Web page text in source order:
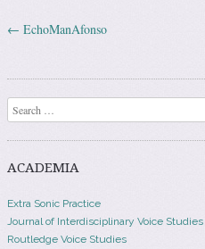
Post navigation
← EchoManAfonso
Search
ACADEMIA
Extra Sonic Practice
Journal of Interdisciplinary Voice Studies
Routledge Voice Studies